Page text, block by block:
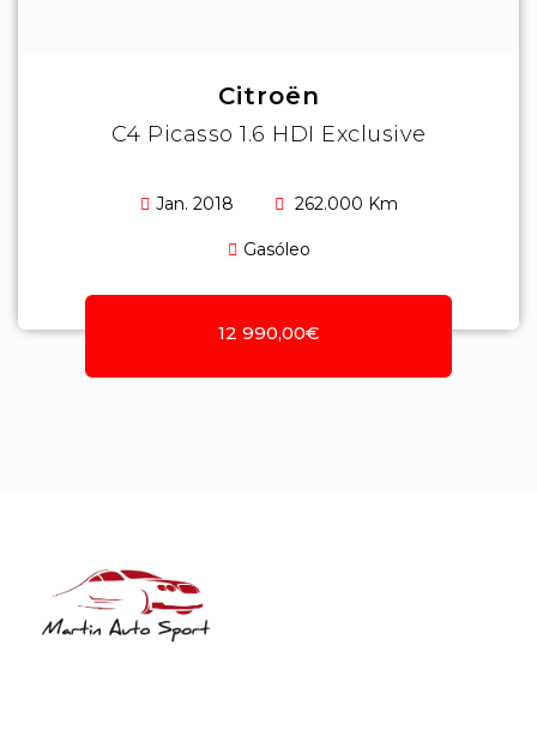
Citroën
C4 Picasso 1.6 HDI Exclusive
Jan. 2018 262.000 Km
Gasóleo
12 990,00€